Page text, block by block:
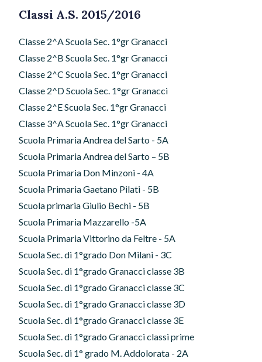
o n
di
Classi A.S. 2015/2016
Classe 2^A Scuola Sec. 1°gr Granacci
Classe 2^B Scuola Sec. 1°gr Granacci
Classe 2^C Scuola Sec. 1°gr Granacci
Classe 2^D Scuola Sec. 1°gr Granacci
Classe 2^E Scuola Sec. 1°gr Granacci
Classe 3^A Scuola Sec. 1°gr Granacci
Scuola Primaria Andrea del Sarto - 5A
Scuola Primaria Andrea del Sarto – 5B
Scuola Primaria Don Minzoni - 4A
Scuola Primaria Gaetano Pilati - 5B
Scuola primaria Giulio Bechi - 5B
Scuola Primaria Mazzarello -5A
Scuola Primaria Vittorino da Feltre - 5A
Scuola Sec. di 1°grado Don Milani - 3C
Scuola Sec. di 1°grado Granacci classe 3B
Scuola Sec. di 1°grado Granacci classe 3C
Scuola Sec. di 1°grado Granacci classe 3D
Scuola Sec. di 1°grado Granacci classe 3E
Scuola Sec. di 1°grado Granacci classi prime
Scuola Sec. di 1° grado M. Addolorata - 2A